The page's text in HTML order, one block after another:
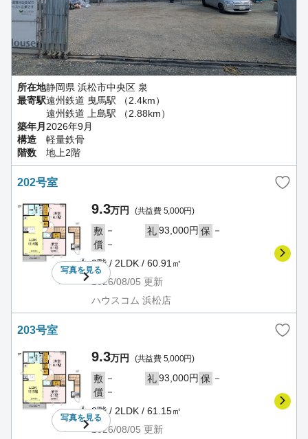
所在地静岡県 浜松市中央区 泉
最寄駅遠州鉄道 曳馬駅 （2.4km）
遠州鉄道 上島駅 （2.88km）
築年月 2026年9月
構造
軽量鉄骨
階数
地上2階
202号室
写真を見る
9.3万円 (共益費 5,000円)
敷 － 礼93,000円 保 －
償 －
2階 / 2LDK / 60.91㎡
2026/08/05 更新
ハウスコム 浜松店
203号室
写真を見る
9.3万円 (共益費 5,000円)
敷 － 礼93,000円 保 －
償 －
2階 / 2LDK / 61.15㎡
2026/08/05 更新